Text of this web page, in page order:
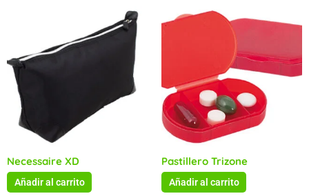
Necessaire XD
Añadir al carrito
Pastillero Trizone
Añadir al carrito